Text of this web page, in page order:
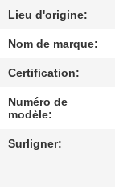
L'USINE
DE
QUALITÉ
Lieu d'origine:
Nom de marque:
Certification:
Numéro de
modèle:
Surligner: